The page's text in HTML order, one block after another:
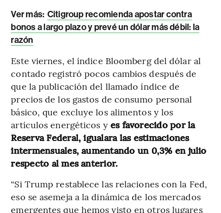
Ver más: Citigroup recomienda apostar contra
bonos a largo plazo y prevé un dólar más débil: la
razón
Este viernes, el índice Bloomberg del dólar al
contado registró pocos cambios después de
que la publicación del llamado índice de
precios de los gastos de consumo personal
básico, que excluye los alimentos y los
artículos energéticos y es favorecido por la
Reserva Federal, igualara las estimaciones
intermensuales, aumentando un 0,3% en julio
respecto al mes anterior.
“Si Trump restablece las relaciones con la Fed,
eso se asemeja a la dinámica de los mercados
emergentes que hemos visto en otros lugares